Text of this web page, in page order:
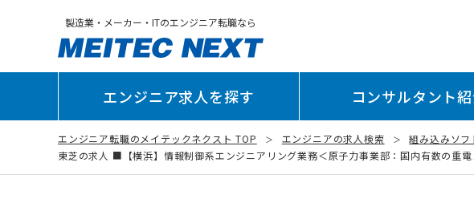
製造業・メーカー・ITのエンジニア転職なら
エンジニア求人を探す コンサルタント
エンジニア転職のメイテックネクスト TOP エンジニアの求人検索 組み込みソフ
東芝の求人 ■【横浜】情報制御系エンジニアリング業務＜原子力事業部：国内有数の重